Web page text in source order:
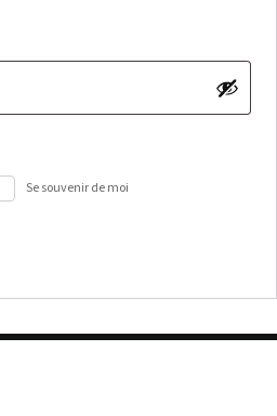
Se souvenir de moi